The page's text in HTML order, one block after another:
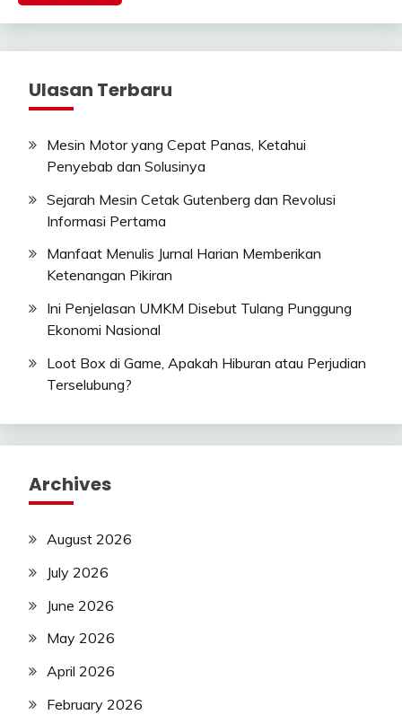
Ulasan Terbaru
Mesin Motor yang Cepat Panas, Ketahui
Penyebab dan Solusinya
Sejarah Mesin Cetak Gutenberg dan Revolusi
Informasi Pertama
Manfaat Menulis Jurnal Harian Memberikan
Ketenangan Pikiran
Ini Penjelasan UMKM Disebut Tulang Punggung
Ekonomi Nasional
Loot Box di Game, Apakah Hiburan atau Perjudian
Terselubung?
Archives
August 2026
July 2026
June 2026
May 2026
April 2026
February 2026